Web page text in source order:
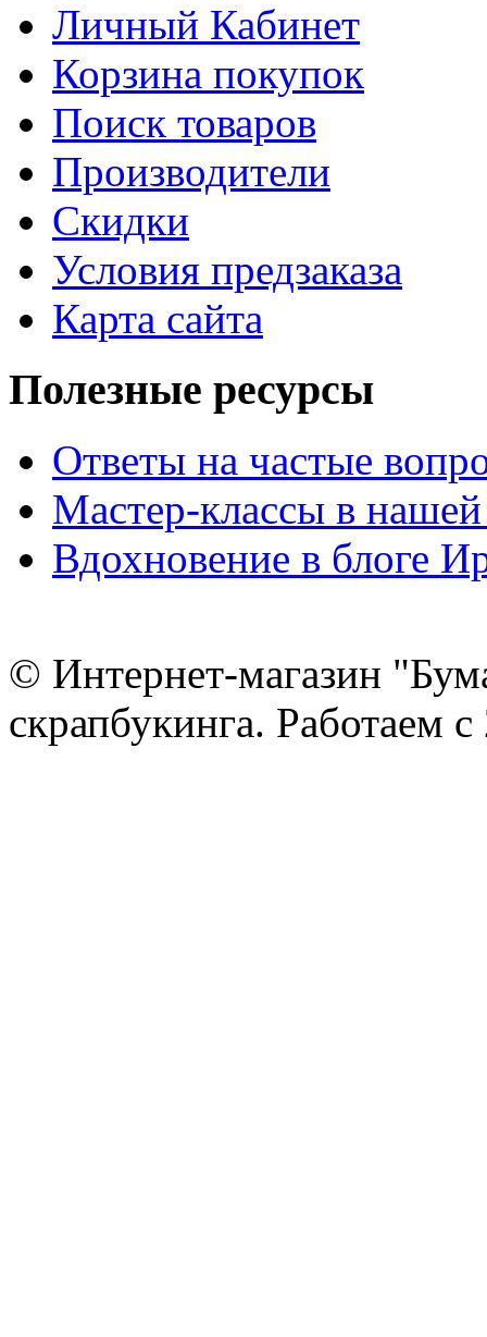
Личный Кабинет
Корзина покупок
Поиск товаров
Производители
Скидки
Условия предзаказа
Карта сайта
Полезные ресурсы
Ответы на частые
Мастер-классы в нашей
Вдохновение в блоге
© Интернет-магазин
скрапбукинга. Работаем с